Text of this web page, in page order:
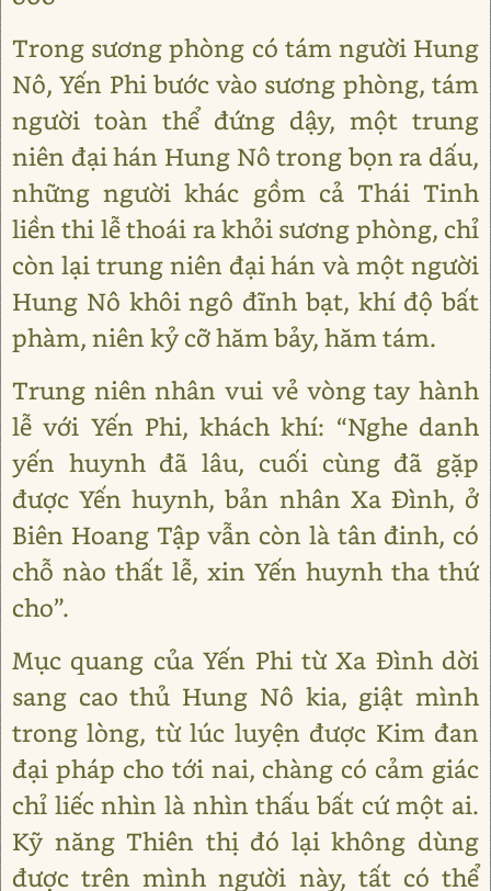
Trong sương phòng có tám người Hung
Nô, Yến Phi bước vào sương phòng, tám
người toàn thể đứng dậy, một trung
niên đại hán Hung Nô trong bọn ra dấu,
những người khác gồm cả Thái Tinh
liền thi lễ thoái ra khỏi sương phòng, chỉ
còn lại trung niên đại hán và một người
Hung Nô khôi ngô đĩnh bạt, khí độ bất
phàm, niên kỷ cỡ hăm bảy, hăm tám.
Trung niên nhân vui vẻ vòng tay hành
lễ với Yến Phi, khách khí: “Nghe danh
yến huynh đã lâu, cuối cùng đã gặp
được Yến huynh, bản nhân Xa Đình, ở
Biên Hoang Tập vẫn còn là tân đinh, có
chỗ nào thất lễ, xin Yến huynh tha thứ
cho”.
Mục quang của Yến Phi từ Xa Đình dời
sang cao thủ Hung Nô kia, giật mình
trong lòng, từ lúc luyện được Kim đan
đại pháp cho tới nai, chàng có cảm giác
chỉ liếc nhìn là nhìn thấu bất cứ một ai.
Kỹ năng Thiên thị đó lại không dùng
được trên mình người này, tất có thể